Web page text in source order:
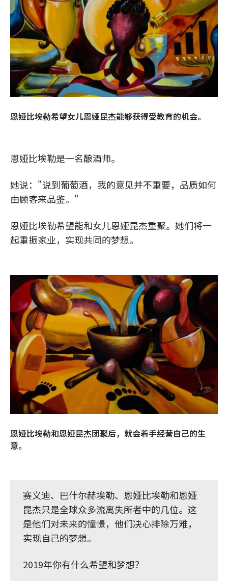
恩娅比埃勒希望女儿恩娅昆杰能够获得受教育的机会。
恩娅比埃勒是一名酿酒师。
她说："说到葡萄酒，我的意见并不重要，品质如何
由顾客来品鉴。"
恩娅比埃勒希望能和女儿恩娅昆杰重聚。她们将一
起重振家业，实现共同的梦想。
恩娅比埃勒和恩娅昆杰团聚后，就会着手经营自己的生
意。
赛义迪、巴什尔赫埃勒、恩娅比埃勒和恩娅
昆杰只是全球众多流离失所者中的几位。这
是他们对未来的憧憬，他们决心排除万难，
实现自己的梦想。
2019年你有什么希望和梦想？